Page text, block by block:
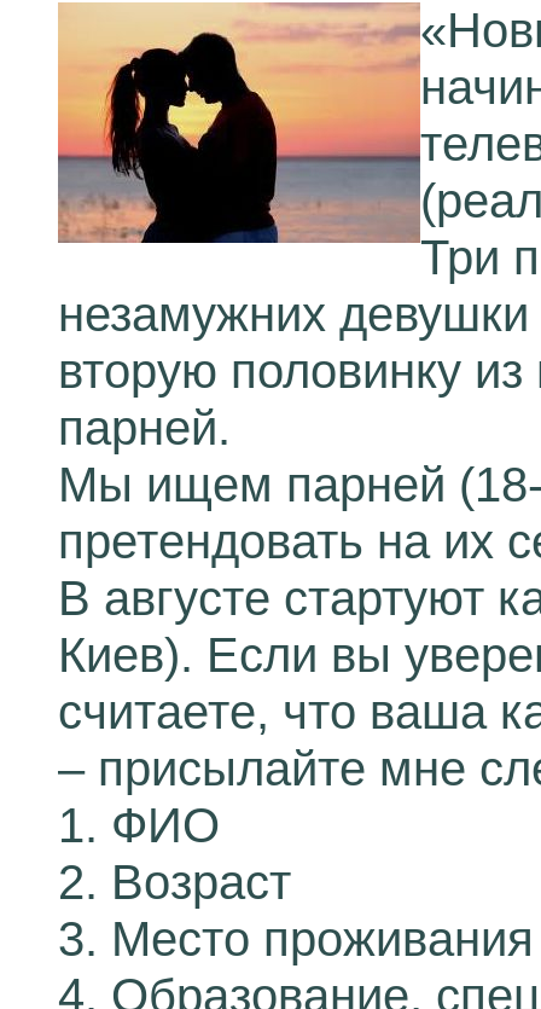
Три
незамужних
вторую половинку
парней.
Мы ищем парней (18-
претендовать на их
В августе стартуют
Киев). Если вы
считаете, что ваша
– присылайте мне
1. ФИО
2. Возраст
3. Место проживания
4. Образование,